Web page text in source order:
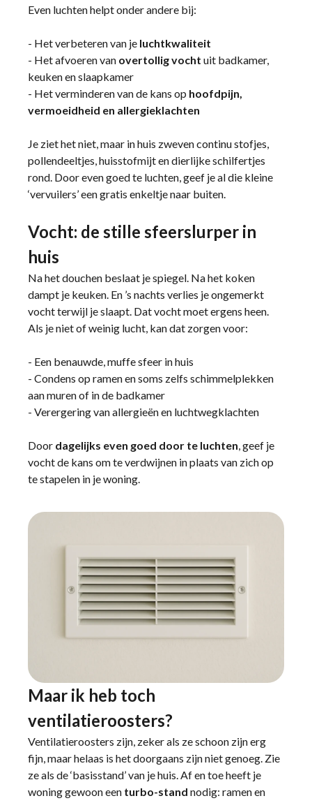
Even luchten helpt onder andere bij:
- Het verbeteren van je luchtkwaliteit
- Het afvoeren van overtollig vocht uit badkamer,
keuken en slaapkamer
- Het verminderen van de kans op hoofdpijn,
vermoeidheid en allergieklachten
Je ziet het niet, maar in huis zweven continu stofjes,
pollendeeltjes, huisstofmijt en dierlijke schilfertjes
rond. Door even goed te luchten, geef je al die kleine
‘vervuilers’ een gratis enkeltje naar buiten.
Vocht: de stille sfeerslurper in
huis
Na het douchen beslaat je spiegel. Na het koken
dampt je keuken. En ’s nachts verlies je ongemerkt
vocht terwijl je slaapt. Dat vocht moet ergens heen.
Als je niet of weinig lucht, kan dat zorgen voor:
- Een benauwde, muffe sfeer in huis
- Condens op ramen en soms zelfs schimmelplekken
aan muren of in de badkamer
- Verergering van allergieën en luchtwegklachten
Door dagelijks even goed door te luchten, geef je
vocht de kans om te verdwijnen in plaats van zich op
te stapelen in je woning.
Maar ik heb toch
ventilatieroosters?
Ventilatieroosters zijn, zeker als ze schoon zijn erg
fijn, maar helaas is het doorgaans zijn niet genoeg. Zie
ze als de ‘basisstand’ van je huis. Af en toe heeft je
woning gewoon een turbo-stand nodig: ramen en